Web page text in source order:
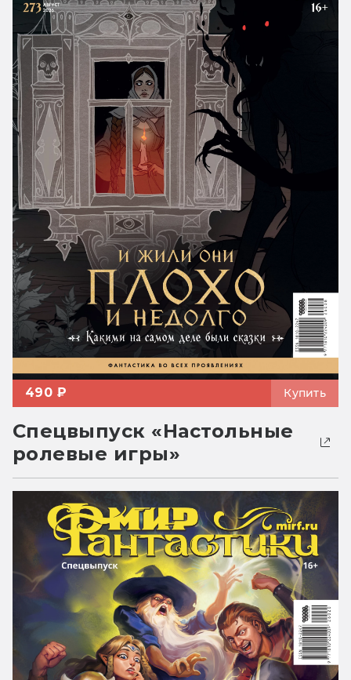
490 ₽ Купить
Спецвыпуск «Настольные
ролевые игры»